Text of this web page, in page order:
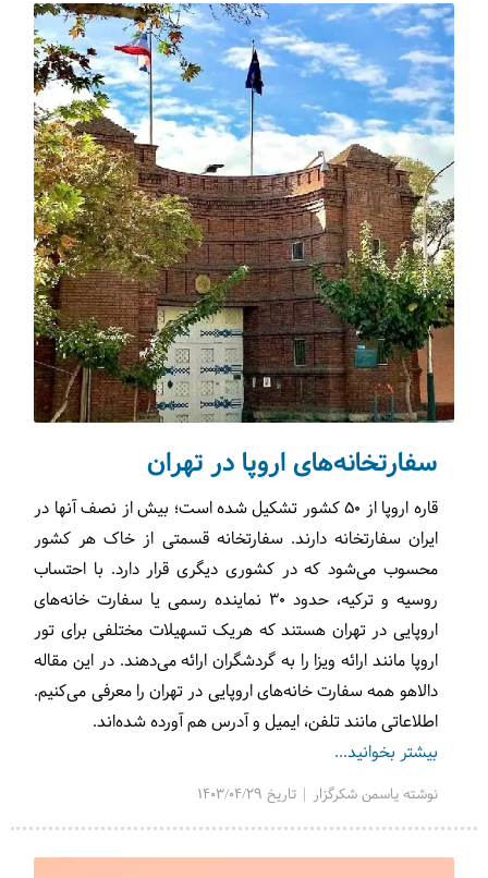
سفارتخانه‌های اروپا در تهران
قاره اروپا از ۵۰ کشور تشکیل شده است؛ بیش از نصف آنها در
ایران سفارتخانه دارند. سفارتخانه قسمتی از خاک هر کشور
محسوب می‌شود که در کشوری دیگری قرار دارد. با احتساب
روسیه و ترکیه، حدود 30 نماینده رسمی یا سفارت خانه‌های
اروپایی در تهران هستند که هریک تسهیلات مختلفی برای تور
اروپا مانند ارائه ویزا را به گردشگران ارائه می‌دهند. در این مقاله
دالاهو همه سفارت خانه‌های اروپایی در تهران را معرفی می‌کنیم.
اطلاعاتی مانند تلفن، ایمیل و آدرس هم آورده شده‌اند.
بیشتر بخوانید...
نوشته یاسمن شکرگزار | تاریخ 1403/04/29